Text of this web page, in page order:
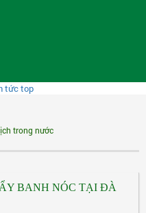
trong nước
BANH NÓC TẠI ĐÀ